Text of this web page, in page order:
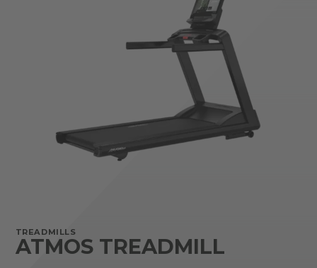
TREADMILLS
ATMOS TREADMILL